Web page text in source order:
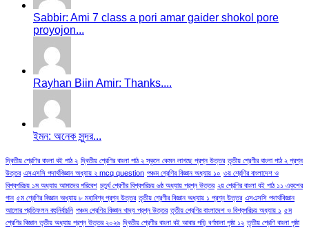
Sabbir: Ami 7 class a pori amar gaider shokol pore
proyojon...
Rayhan Biin Amir: Thanks....
ইমন: অনেক সুন্দর...
দ্বিতীয় শ্রেণির বাংলা বই পাঠ ২ দ্বিতীয় শ্রেণির বাংলা পাঠ ২ স্কুলে কেমন লাগছে প্রশ্ন উত্তর তৃতীয় শ্রেণীর বাংলা পাঠ ২ প্রশ্ন
উত্তর এসএসসি পদার্থবিজ্ঞান অধ্যায় ২ mcq question পঞ্চম শ্রেণির বিজ্ঞান অধ্যায় ১০ ৩য় শ্রেণির বাংলাদেশ ও
বিশ্বপরিচয় ১ম অধ্যায় আমাদের পরিবেশ চতুর্থ শ্রেণীর বিশ্বপরিচয় ৬ষ্ঠ অধ্যায় প্রশ্ন উত্তর ২য় শ্রেণির বাংলা বই পাঠ ১১ একুশের
গান ৫ম শ্রেণির বিজ্ঞান অধ্যায় ৮ মহাবিশ্ব প্রশ্ন উত্তর তৃতীয় শ্রেণীর বিজ্ঞান অধ্যায় ১ প্রশ্ন উত্তর এসএসসি পদার্থবিজ্ঞান
আলোর প্রতিফলন বহুনির্বাচনি পঞ্চম শ্রেণির বিজ্ঞান খাদ্য প্রশ্ন উত্তর তৃতীয় শ্রেণির বাংলাদেশ ও বিশ্বপরিচয় অধ্যায় ১ ৫ম
শ্রেণির বিজ্ঞান তৃতীয় অধ্যায় প্রশ্ন উত্তর ২০২৬ দ্বিতীয় শ্রেণীর বাংলা বই আবার পড়ি বর্ণমালা পৃষ্ঠা ১২ তৃতীয় শ্রেণি বাংলা পৃষ্ঠা